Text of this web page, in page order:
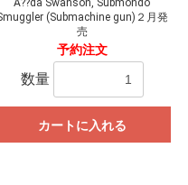
A??da Swanson, Submondo
(Submachine gun)２月発
売
予約注文
数量
カートに入れる